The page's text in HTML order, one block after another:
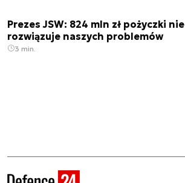
Prezes JSW: 824 mln zł pożyczki nie
rozwiązuje naszych problemów
3 min.